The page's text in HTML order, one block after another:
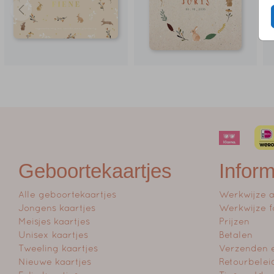
Geboortekaartjes
Alle geboortekaartjes
Jongens kaartjes
Meisjes kaartjes
Unisex kaartjes
Tweeling kaartjes
Nieuwe kaartjes
Werkwijze
Werkwijze
Prijzen
Betalen
Verzenden